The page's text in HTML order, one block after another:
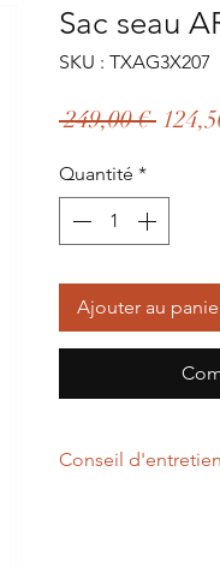
Sac seau
SKU : TXAG3X207
249,00 € Prix
Quantité *
Ajouter au
Conseil d'entretien